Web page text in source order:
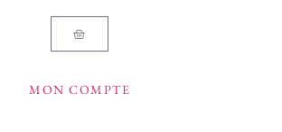
MON COMPTE